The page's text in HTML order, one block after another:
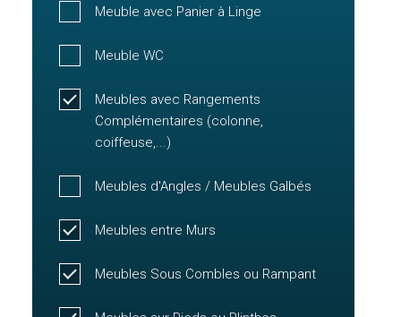
Meuble avec Panier à Linge
Meuble WC
Meubles avec Rangements
Complémentaires (colonne,
coiffeuse,...)
Meubles d'Angles / Meubles Galbés
Meubles entre Murs
Meubles Sous Combles ou Rampant